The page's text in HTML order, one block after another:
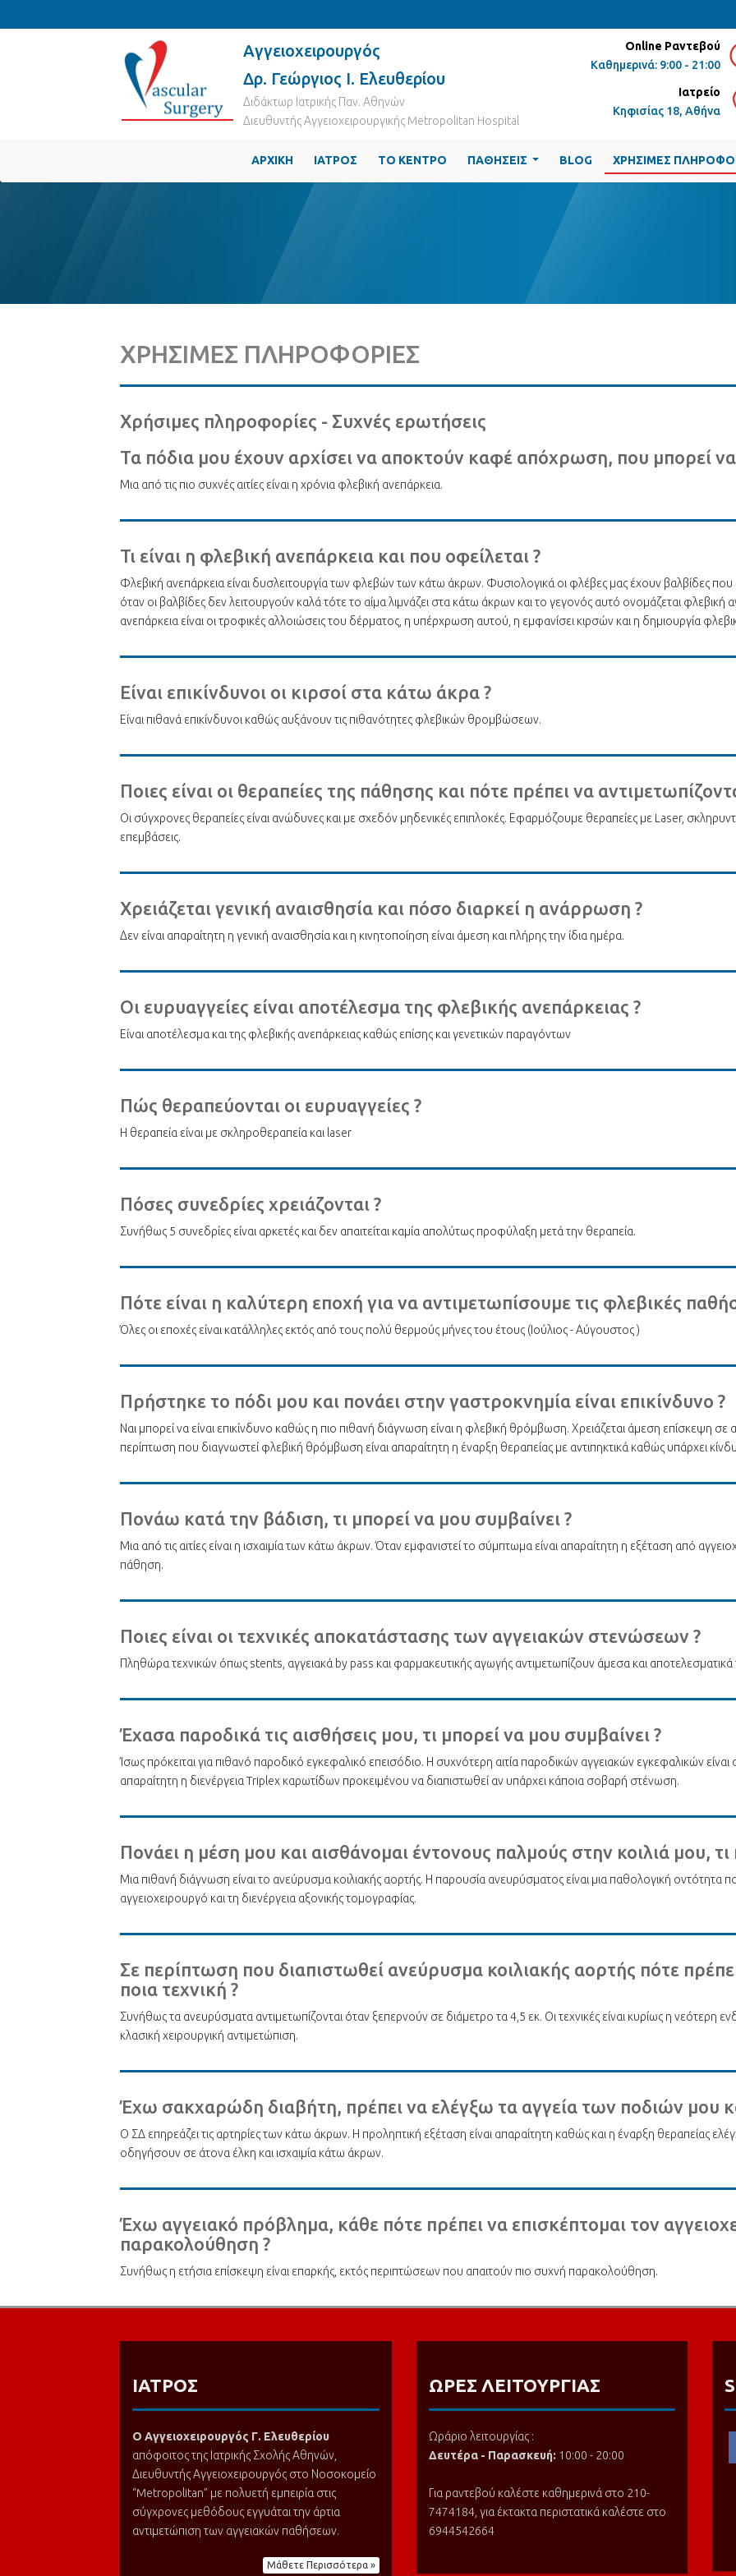
Αγγειοχειρουργός
Δρ. Γεώργιος Ι. Ελευθερίου
Διδάκτωρ Ιατρικής Παν. Αθηνών
Διευθυντής Αγγειοχειρουργικής Metropolitan Hospital
Online Ραντεβού
Καθημερινά: 9:00 - 21:00
Ιατρείο
Κηφισίας 18, Αθήνα
ΧΡΗΣΙΜΕΣ ΠΛΗΡΟΦΟΡΙΕΣ
Χρήσιμες πληροφορίες - Συχνές ερωτήσεις
Τα πόδια μου έχουν αρχίσει να αποκτούν καφέ απόχρωση, που μπορεί να
Μια από τις πιο συχνές αιτίες είναι η χρόνια φλεβική ανεπάρκεια.
Τι είναι η φλεβική ανεπάρκεια και που οφείλεται ?
Φλεβική ανεπάρκεια είναι δυσλειτουργία των φλεβών των κάτω άκρων. Φυσιολογικά οι φλέβες μας έχουν βαλβίδες
όταν οι βαλβίδες δεν λειτουργούν καλά τότε το αίμα λιμνάζει στα κάτω άκρων και το γεγονός αυτό ονομάζεται φλεβική
ανεπάρκεια είναι οι τροφικές αλλοιώσεις του δέρματος, η υπέρχρωση αυτού, η εμφανίσει κιρσών και η δημιουργία
Είναι επικίνδυνοι οι κιρσοί στα κάτω άκρα ?
Είναι πιθανά επικίνδυνοι καθώς αυξάνουν τις πιθανότητες φλεβικών θρομβώσεων.
Ποιες είναι οι θεραπείες της πάθησης και πότε πρέπει να
Οι σύγχρονες θεραπείες είναι ανώδυνες και με σχεδόν μηδενικές επιπλοκές. Εφαρμόζουμε θεραπείες με Laser,
επεμβάσεις.
Χρειάζεται γενική αναισθησία και πόσο διαρκεί η ανάρρωση ?
Δεν είναι απαραίτητη η γενική αναισθησία και η κινητοποίηση είναι άμεση και πλήρης την ίδια ημέρα.
Οι ευρυαγγείες είναι αποτέλεσμα της φλεβικής ανεπάρκειας ?
Είναι αποτέλεσμα και της φλεβικής ανεπάρκειας καθώς επίσης και γενετικών παραγόντων
Πώς θεραπεύονται οι ευρυαγγείες ?
Η θεραπεία είναι με σκληροθεραπεία και laser
Πόσες συνεδρίες χρειάζονται ?
Συνήθως 5 συνεδρίες είναι αρκετές και δεν απαιτείται καμία απολύτως προφύλαξη μετά την θεραπεία.
Πότε είναι η καλύτερη εποχή για να αντιμετωπίσουμε τις φλεβικές
Όλες οι εποχές είναι κατάλληλες εκτός από τους πολύ θερμούς μήνες του έτους (Ιούλιος - Αύγουστος )
Πρήστηκε το πόδι μου και πονάει στην γαστροκνημία είναι επικίνδυνο ?
Ναι μπορεί να είναι επικίνδυνο καθώς η πιο πιθανή διάγνωση είναι η φλεβική θρόμβωση. Χρειάζεται άμεση επίσκεψη σε
περίπτωση που διαγνωστεί φλεβική θρόμβωση είναι απαραίτητη η έναρξη θεραπείας με αντιπηκτικά καθώς υπάρχει
Πονάω κατά την βάδιση, τι μπορεί να μου συμβαίνει ?
Μια από τις αιτίες είναι η ισχαιμία των κάτω άκρων. Όταν εμφανιστεί το σύμπτωμα είναι απαραίτητη η εξέταση από
πάθηση.
Ποιες είναι οι τεχνικές αποκατάστασης των αγγειακών στενώσεων ?
Πληθώρα τεχνικών όπως stents, αγγειακά by pass και φαρμακευτικής αγωγής αντιμετωπίζουν άμεσα και αποτελεσματικά
Έχασα παροδικά τις αισθήσεις μου, τι μπορεί να μου συμβαίνει ?
Ίσως πρόκειται για πιθανό παροδικό εγκεφαλικό επεισόδιο. Η συχνότερη αιτία παροδικών αγγειακών εγκεφαλικών
απαραίτητη η διενέργεια Triplex καρωτίδων προκειμένου να διαπιστωθεί αν υπάρχει κάποια σοβαρή στένωση.
Πονάει η μέση μου και αισθάνομαι έντονους παλμούς στην κοιλιά μου,
Μια πιθανή διάγνωση είναι το ανεύρυσμα κοιλιακής αορτής. Η παρουσία ανευρύσματος είναι μια παθολογική οντότητα
αγγειοχειρουργό και τη διενέργεια αξονικής τομογραφίας.
Σε περίπτωση που διαπιστωθεί ανεύρυσμα κοιλιακής αορτής πότε
ποια τεχνική ?
Συνήθως τα ανευρύσματα αντιμετωπίζονται όταν ξεπερνούν σε διάμετρο τα 4,5 εκ. Οι τεχνικές είναι κυρίως η νεότερη
κλασική χειρουργική αντιμετώπιση.
Έχω σακχαρώδη διαβήτη, πρέπει να ελέγξω τα αγγεία των ποδιών μου
Ο ΣΔ επηρεάζει τις αρτηρίες των κάτω άκρων. Η προληπτική εξέταση είναι απαραίτητη καθώς και η έναρξη θεραπείας
οδηγήσουν σε άτονα έλκη και ισχαιμία κάτω άκρων.
Έχω αγγειακό πρόβλημα, κάθε πότε πρέπει να επισκέπτομαι τον
παρακολούθηση ?
Συνήθως η ετήσια επίσκεψη είναι επαρκής, εκτός περιπτώσεων που απαιτούν πιο συχνή παρακολούθηση.
ΑΡΧΙΚΗ ΙΑΤΡΟΣ ΤΟ ΚΕΝΤΡΟ ΠΑΘΗΣΕΙΣ BLOG ΧΡΗΣΙΜΕΣ
ΙΑΤΡΟΣ
Ο Αγγειοχειρουργός Γ. Ελευθερίου
απόφοιτος της Ιατρικής Σχολής Αθηνών,
Διευθυντής Αγγειοχειρουργός στο Νοσοκομείο
“Metropolitan” με πολυετή εμπειρία στις
σύγχρονες μεθόδους εγγυάται την άρτια
αντιμετώπιση των αγγειακών παθήσεων.
Μάθετε Περισσότερα »
ΩΡΕΣ ΛΕΙΤΟΥΡΓΙΑΣ
Ωράριο λειτουργίας :
Δευτέρα - Παρασκευή: 10:00 - 20:00
Για ραντεβού καλέστε καθημερινά στο 210-
7474184, για έκτακτα περιστατικά καλέστε στο
6944542664